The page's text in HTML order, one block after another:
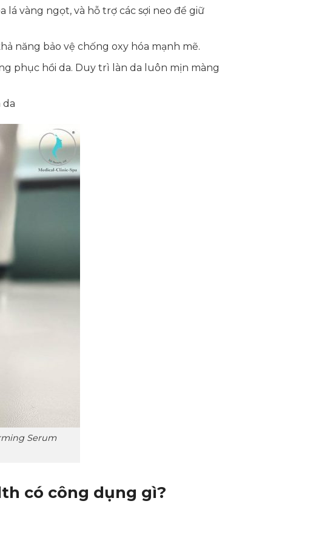
vàng ngọt, và hỗ trợ các sợi neo để giữ
năng bảo vệ chống oxy hóa mạnh mẽ.
phục hồi da. Duy trì làn da luôn mịn màng
da
Serum
có công dụng gì?